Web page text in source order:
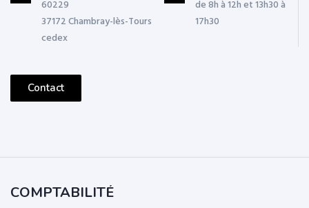
60229
37172 Chambray-lès-Tours
cedex
de 8h à 12h et 13h30 à
17h30
Contact
COMPTABILITÉ